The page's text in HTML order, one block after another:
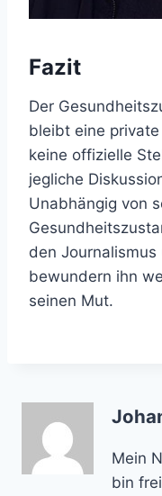
Fazit
Der
bleibt eine
keine offizielle
jegliche
Unabhängig von
den
bewundern ihn
seinen Mut.
Mein
bin